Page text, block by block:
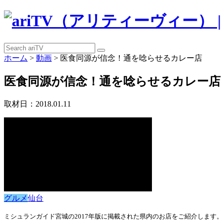
ホーム > 動画 > 医食同源が信念！通を唸らせるカレー店
医食同源が信念！通を唸らせるカレー店
取材日：2018.01.11
グルメ仙台
ミシュランガイド宮城の2017年版に掲載された県内のお店をご紹介します